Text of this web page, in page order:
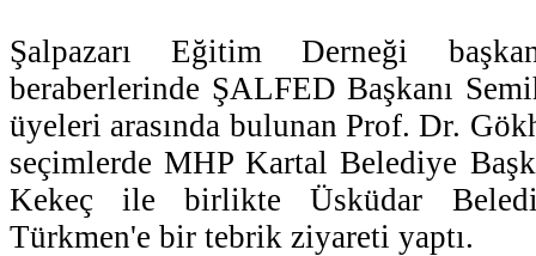
Şalpazarı Eğitim Derneği
beraberlerinde ŞALFED Başkanı
üyeleri arasında bulunan Prof. Dr.
seçimlerde MHP Kartal Belediye
Kekeç ile birlikte Üsküdar
Türkmen'e bir tebrik ziyareti yaptı.